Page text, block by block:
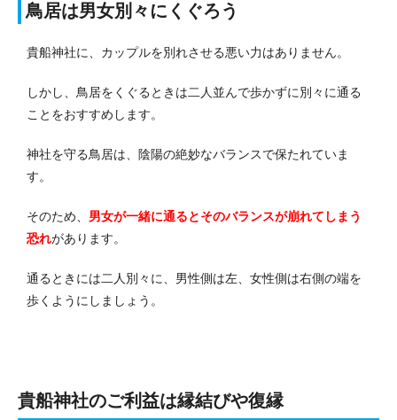
鳥居は男女別々にくぐろう
貴船神社に、カップルを別れさせる悪い力はありません。
しかし、鳥居をくぐるときは二人並んで歩かずに別々に通る
ことをおすすめします。
神社を守る鳥居は、陰陽の絶妙なバランスで保たれていま
す。
そのため、 男女が一緒に通るとそのバランスが崩れてしまう
恐れがあります。
通るときには二人別々に、男性側は左、女性側は右側の端を
歩くようにしましょう。
貴船神社のご利益は縁結びや復縁